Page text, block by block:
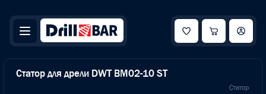
Статор для дрели DWT BM02-10 ST
Статор